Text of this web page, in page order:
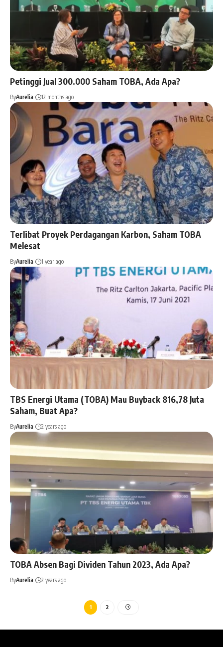
Petinggi Jual 300.000 Saham TOBA, Ada Apa?
ByAurelia 12 months ago
Terlibat Proyek Perdagangan Karbon, Saham TOBA
Melesat
ByAurelia 1 year ago
TBS Energi Utama (TOBA) Mau Buyback 816,78 Juta
Saham, Buat Apa?
ByAurelia 2 years ago
TOBA Absen Bagi Dividen Tahun 2023, Ada Apa?
ByAurelia 2 years ago
1 2